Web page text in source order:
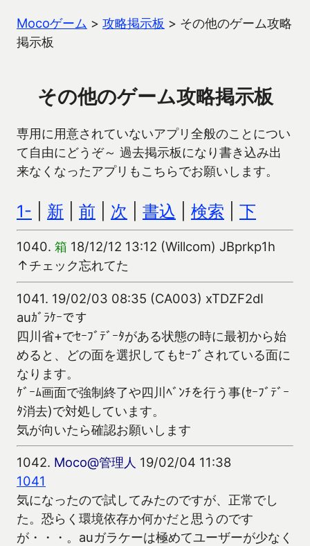
Mocoゲーム > 攻略掲示板 > その他のゲーム攻略
掲示板
その他のゲーム攻略掲示板
専用に用意されていないアプリ全般のことについ
て自由にどうぞ～ 過去掲示板になり書き込み出
来なくなったアプリもこちらでお願いします。
1- 新 前 次 書込 検索 下
1040. 箱 18/12/12 13:12 (Willcom) JBprkp1h
↑チェック忘れてた
1041. 19/02/03 08:35 (CA003) xTDZF2dI
auｶﾞﾗｹｰです
四川省+でｾｰﾌﾞﾃﾞｰﾀがある状態の時に最初から始
めると、どの面を選択してもｾｰﾌﾞされている面に
なります。
ｹﾞｰﾑ画面で強制終了や四川ﾍﾞﾝﾁを行う事(ｾｰﾌﾞﾃﾞｰ
ﾀ消去)で対処しています。
気が向いたら確認お願いします
1042. Moco@管理人 19/02/04 11:38
1041
気になったので試してみたのですが、正常でし
た。恐らく環境依存か何かだと思うのです
が・・・。auガラケーは極めてユーザーが少なく